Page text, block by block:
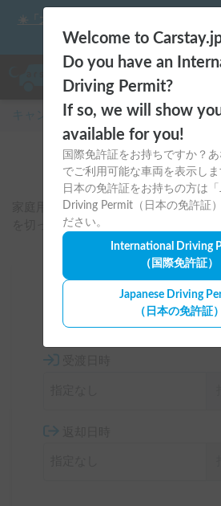
Welcome to
Do you have an
Driving Permit?
If so, we will show
available for you!
国際免許証をお持ちですか？
でご利用可能な車両を表示しま
日本の免許証をお持ちの方は「
Driving Permit（日本の免許証
ださい。
International Driving
（国際免許証）
Japanese Driving
（日本の免許証）
☀️「大曲の花火」をキャンピングカー
か？
キャンピングカー・車中泊スポット予
夏冬も
家庭用エアコンとサブバッテリー付き
を切ったまま、快適に過ごせます。
場所
全国